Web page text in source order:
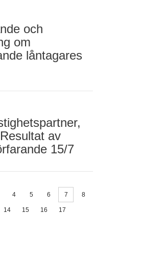
och
om
låntagares
av
15/7
4 5 6 7 8
14 15 16 17